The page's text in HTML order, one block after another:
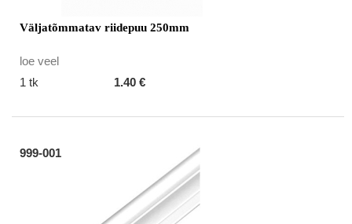
Väljatõmmatav riidepuu 250mm
loe veel
1 tk
1.40 €
999-001